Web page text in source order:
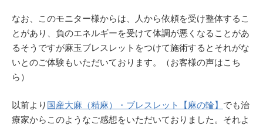
なお、このモニター様からは、人から依頼を受け整体するこ
とがあり、負のエネルギーを受けて体調が悪くなることがあ
るそうですが麻玉ブレスレットをつけて施術するとそれがな
いとのご体験もいただいております。（お客様の声はこち
ら）
以前より 国産大麻（精麻）・ブレスレット【麻の輪】 でも治
療家からこのようなご感想をいただいておりました。それよ